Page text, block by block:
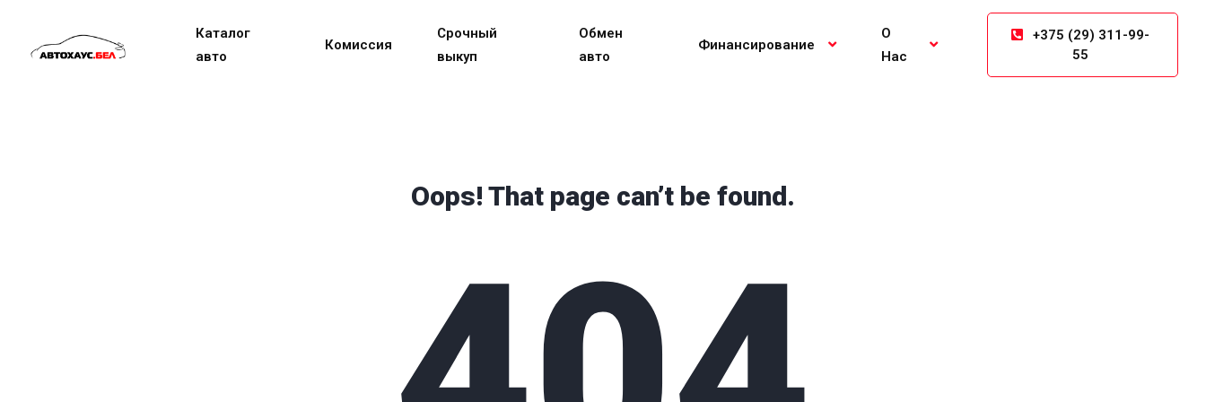
Каталог
авто
Комиссия
Срочный
выкуп
Обмен
авто
Финансирование
О
Нас
+375 (29) 311-99-
55
Oops! That page can’t be found.